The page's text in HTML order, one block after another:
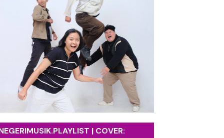
yang Hangat dan Sarat Harapan
Labirin Emosi yang Penuh Luka
Absurditas Realitas Modern
| COVER: